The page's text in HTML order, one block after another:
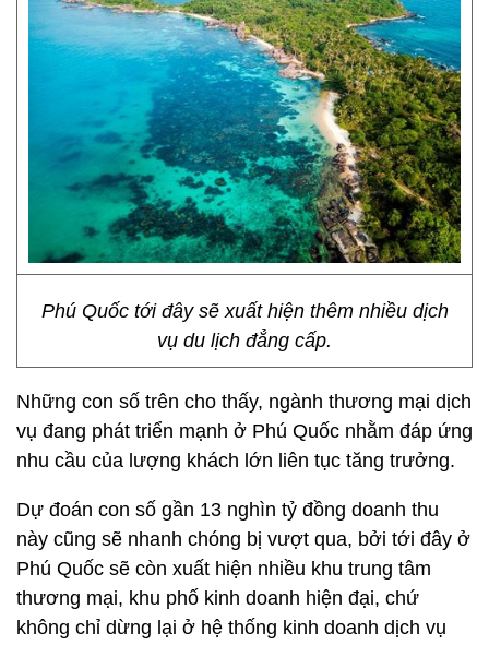
Phú Quốc tới đây sẽ xuất hiện thêm nhiều dịch
vụ du lịch đẳng cấp.
Những con số trên cho thấy, ngành thương mại dịch
vụ đang phát triển mạnh ở Phú Quốc nhằm đáp ứng
nhu cầu của lượng khách lớn liên tục tăng trưởng.
Dự đoán con số gần 13 nghìn tỷ đồng doanh thu
này cũng sẽ nhanh chóng bị vượt qua, bởi tới đây ở
Phú Quốc sẽ còn xuất hiện nhiều khu trung tâm
thương mại, khu phố kinh doanh hiện đại, chứ
không chỉ dừng lại ở hệ thống kinh doanh dịch vụ